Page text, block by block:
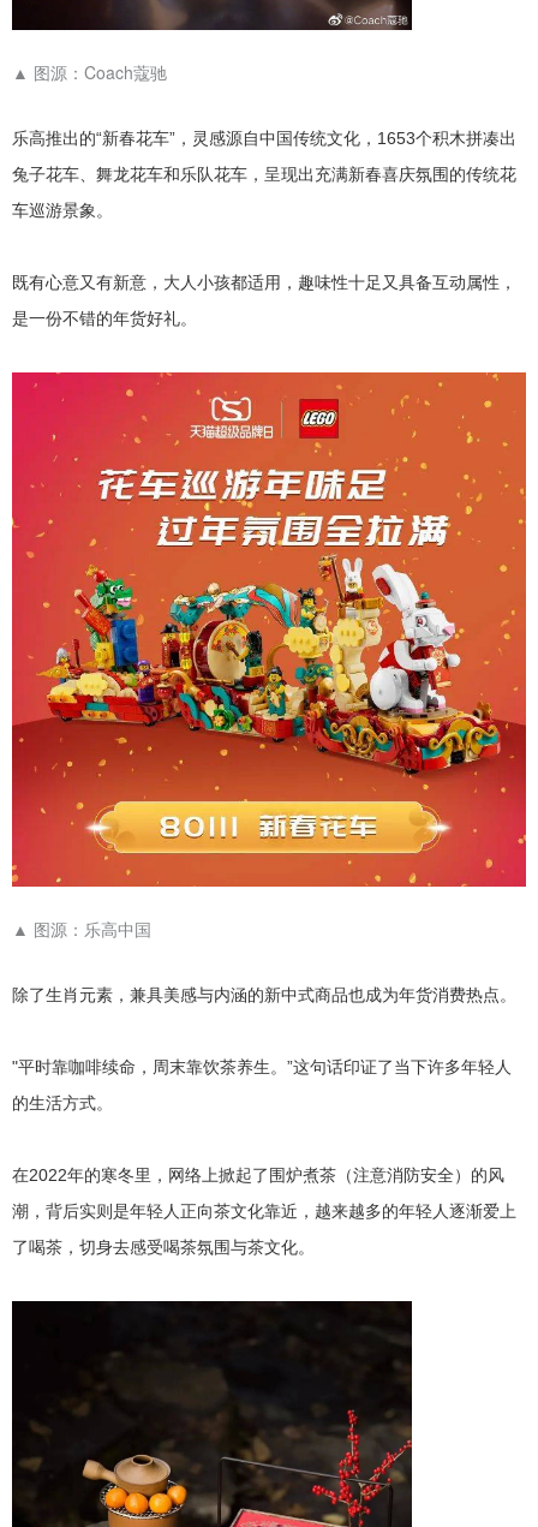
▲ 图源：Coach蔻驰
乐高推出的“新春花车”，灵感源自中国传统文化，1653个积木拼凑出
兔子花车、舞龙花车和乐队花车，呈现出充满新春喜庆氛围的传统花
车巡游景象。
既有心意又有新意，大人小孩都适用，趣味性十足又具备互动属性，
是一份不错的年货好礼。
▲ 图源：乐高中国
除了生肖元素，兼具美感与内涵的新中式商品也成为年货消费热点。
"平时靠咖啡续命，周末靠饮茶养生。”这句话印证了当下许多年轻人
的生活方式。
在2022年的寒冬里，网络上掀起了围炉煮茶 （注意消防安全） 的风
潮，背后实则是年轻人正向茶文化靠近，越来越多的年轻人逐渐爱上
了喝茶，切身去感受喝茶氛围与茶文化。